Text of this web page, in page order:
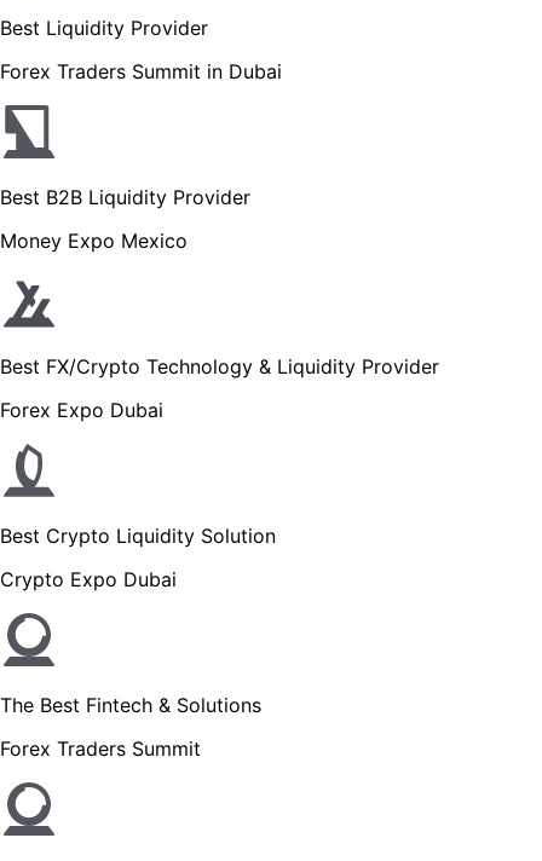
Best Liquidity Provider
Forex Traders Summit in Dubai
Best B2B Liquidity Provider
Money Expo Mexico
Best FX/Crypto Technology & Liquidity Provider
Forex Expo Dubai
Best Crypto Liquidity Solution
Crypto Expo Dubai
The Best Fintech & Solutions
Forex Traders Summit